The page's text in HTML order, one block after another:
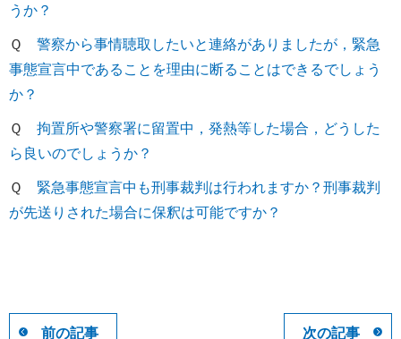
うか？
Ｑ 警察から事情聴取したいと連絡がありましたが，緊急
事態宣言中であることを理由に断ることはできるでしょう
か？
Ｑ 拘置所や警察署に留置中，発熱等した場合，どうした
ら良いのでしょうか？
Ｑ 緊急事態宣言中も刑事裁判は行われますか？刑事裁判
が先送りされた場合に保釈は可能ですか？
前の記事 次の記事